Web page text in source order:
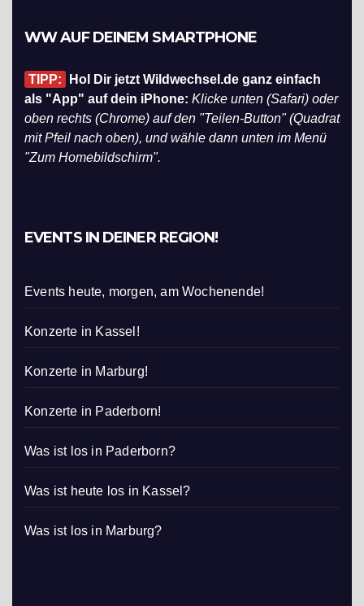
WW AUF DEINEM SMARTPHONE
TIPP:
Hol Dir jetzt Wildwechsel.de ganz einfach
als "App" auf dein iPhone: Klicke unten (Safari) oder
oben rechts (Chrome) auf den "Teilen-Button" (Quadrat
mit Pfeil nach oben), und wähle dann unten im Menü
"Zum Homebildschirm".
EVENTS IN DEINER REGION!
Events heute, morgen, am Wochenende!
Konzerte in Kassel!
Konzerte in Marburg!
Konzerte in Paderborn!
Was ist los in Paderborn?
Was ist heute los in Kassel?
Was ist los in Marburg?